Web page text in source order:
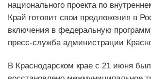
национального проекта по
Край готовит свои предложения в
включения в федеральную
пресс-служба администрации
В Краснодарском крае с 21 июня